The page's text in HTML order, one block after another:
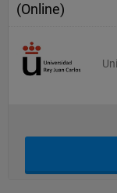
(Online)